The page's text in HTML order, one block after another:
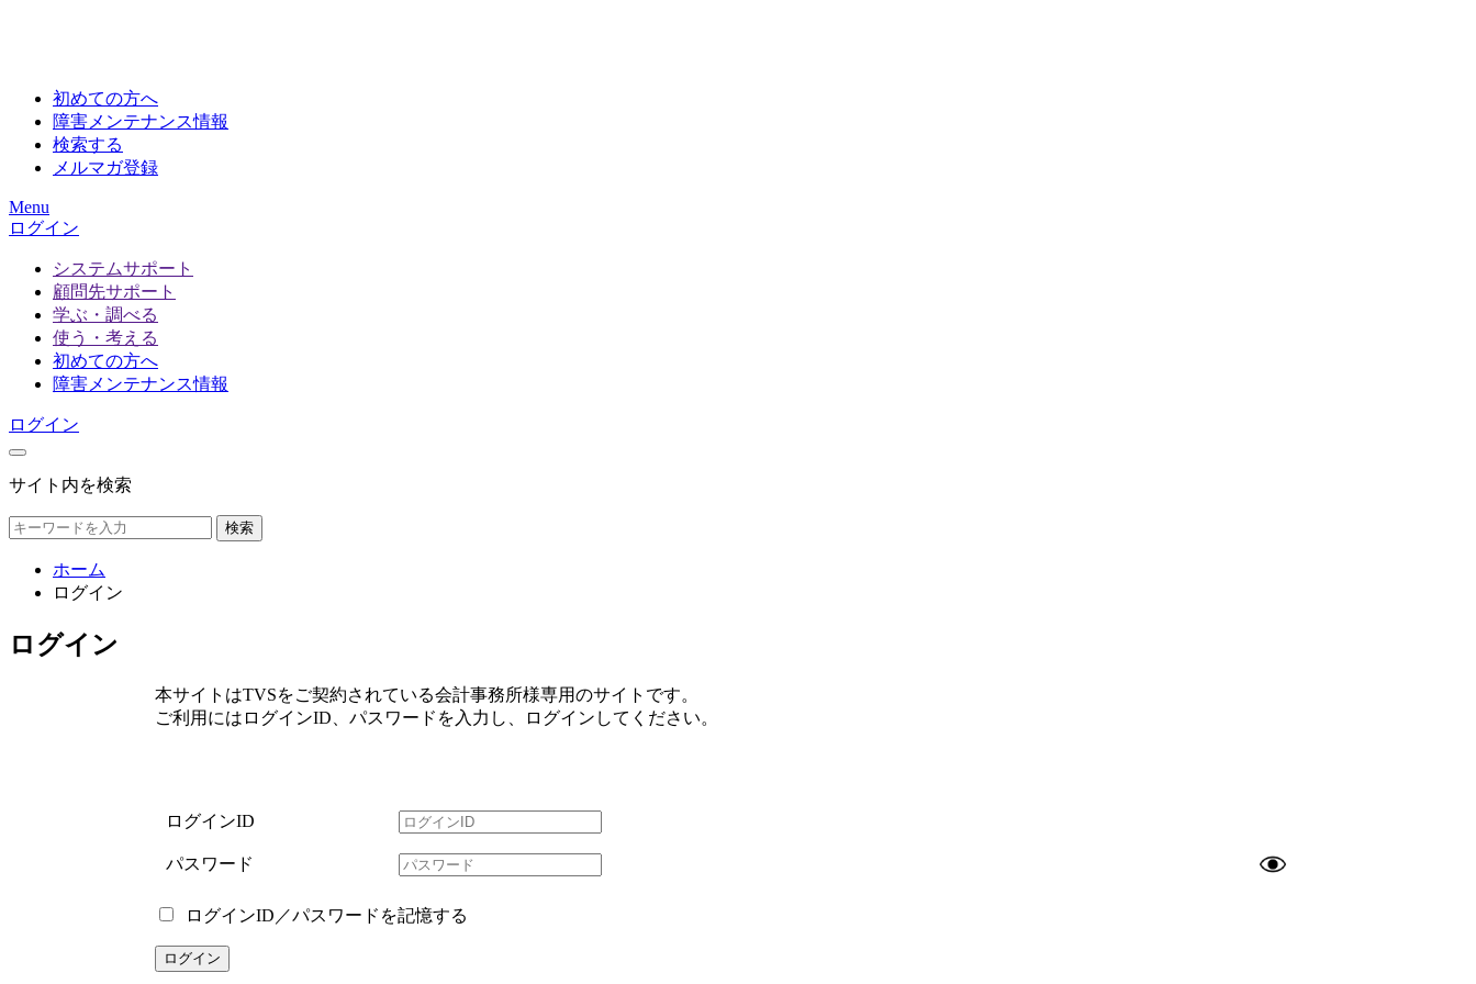
初めての方へ
障害メンテナンス情報
検索する
メルマガ登録
Menu
ログイン
システムサポート
顧問先サポート
学ぶ・調べる
使う・考える
初めての方へ
障害メンテナンス情報
ログイン
サイト内を検索
検索
ホーム
ログイン
ログイン
本サイトはTVSをご契約されている会計事務所様専用のサイトです。
ご利用にはログインID、パスワードを入力し、ログインしてください。
ログインID
パスワード
ログインID／パスワードを記憶する
ログイン